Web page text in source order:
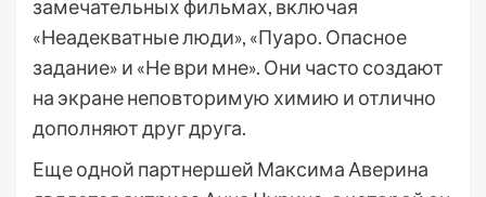
замечательных фильмах, включая
«Неадекватные люди», «Пуаро. Опасное
задание» и «Не ври мне». Они часто создают
на экране неповторимую химию и отлично
дополняют друг друга.
Еще одной партнершей Максима Аверина